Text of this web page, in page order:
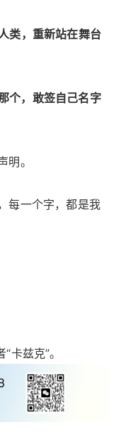
类，重新站在舞台
个，敢签自己名字
。
每一个字，都是我
卡兹克”。